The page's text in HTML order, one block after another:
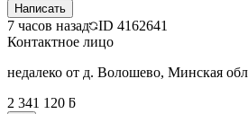
Написать
7 часов назад ID 4162641
Контактное лицо
недалеко от д. Волошево, Минская
2 341 120 ƃ